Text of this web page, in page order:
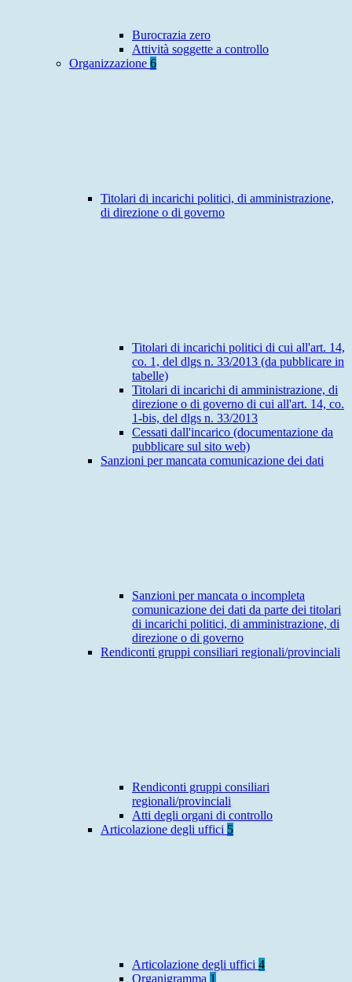
Burocrazia zero
Attività soggette a controllo
Organizzazione 6
Titolari di incarichi politici, di amministrazione,
di direzione o di governo
Titolari di incarichi politici di cui all'art. 14,
co. 1, del dlgs n. 33/2013 (da pubblicare in
tabelle)
Titolari di incarichi di amministrazione, di
direzione o di governo di cui all'art. 14, co.
1-bis, del dlgs n. 33/2013
Cessati dall'incarico (documentazione da
pubblicare sul sito web)
Sanzioni per mancata comunicazione dei dati
Sanzioni per mancata o incompleta
comunicazione dei dati da parte dei titolari
di incarichi politici, di amministrazione, di
direzione o di governo
Rendiconti gruppi consiliari regionali/provinciali
Rendiconti gruppi consiliari
regionali/provinciali
Atti degli organi di controllo
Articolazione degli uffici 5
Articolazione degli uffici 4
Organigramma 1